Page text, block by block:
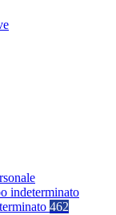
indeterminato
462